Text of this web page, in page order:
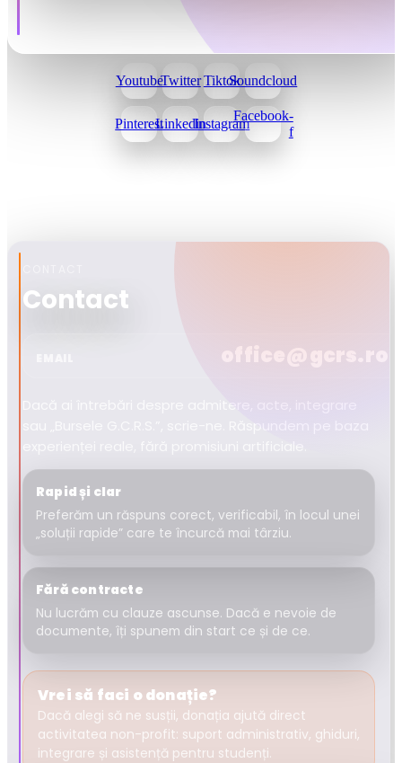
YoutubeTwitterTiktokSoundcloud
PinterestLinkedinInstagram
Facebook-
f
Contact
Dacă ai întrebări despre admitere, acte, integrare
sau „Bursele G.C.R.S.”, scrie-ne. Răspundem pe baza
experienței reale, fără promisiuni artificiale.
Rapid și clar
Preferăm un răspuns corect, verificabil, în locul unei
„soluții rapide” care te încurcă mai târziu.
Fără contracte
Nu lucrăm cu clauze ascunse. Dacă e nevoie de
documente, îți spunem din start ce și de ce.
Vrei să faci o donație?
Dacă alegi să ne susții, donația ajută direct
activitatea non-profit: suport administrativ, ghiduri,
integrare și asistență pentru studenți.